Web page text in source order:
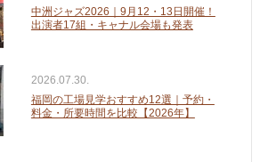
中洲ジャズ2026｜9月12・13日開催！
出演者17組・キャナル会場も発表
2026.07.30.
福岡の工場見学おすすめ12選｜予約・
料金・所要時間を比較【2026年】